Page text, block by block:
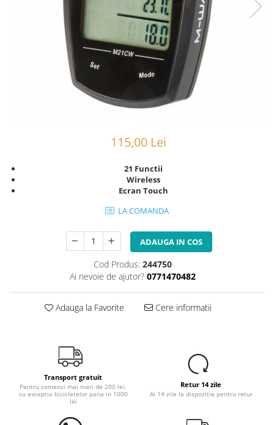
Reflectorizante
Roti ajutatoare
Manete schimbator
Mansoane & Ghidoline
Saboti si placute
Schimbatoare fata
Schimbatoare si accesorii
115,00 Lei
21 Functii
Wireless
Ecran Touch
LA COMANDA
ADAUGA IN COS
Cod Produs: 244750
Ai nevoie de ajutor? 0771470482
Adauga la Favorite Cere informatii
Transport gratuit
Pentru comenzi mai mari de 200 lei,
cu exceptia bicicletelor pana in 1000
lei
Retur 14 zile
Ai 14 zile la dispozitie pentru retur